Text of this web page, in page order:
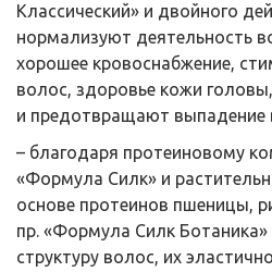
Классический» и двойного
нормализуют деятельность
хорошее кровоснабжение,
волос, здоровье кожи
и предотвращают выпадение
– благодаря протеиновому
«Формула Силк» и
основе протеинов пшеницы,
пр. «Формула Силк
структуру волос, их